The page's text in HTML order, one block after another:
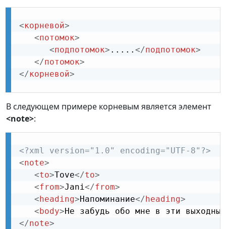
<корневой>
<потомок>
<подпотомок> ..... </подпотомок>
</потомок>
</корневой>
В следующем примере корневым является элемент
<note>:
<?xml version="1.0" encoding="UTF-8"?>
<note>
<to>Tove</to>
<from>Jani</from>
< heading>Напоминание</ heading>
< body>Не забудь обо мне в эти
</note>